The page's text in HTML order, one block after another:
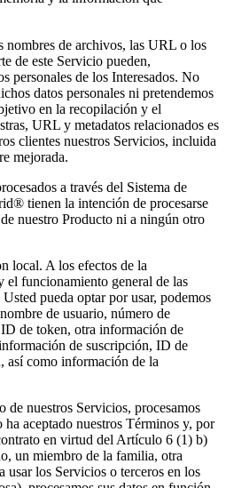
nombres de archivos, las URL o los
de este Servicio pueden,
personales de los Interesados. No
datos personales ni pretendemos
en la recopilación y el
URL y metadatos relacionados es
clientes nuestros Servicios, incluida
mejorada.
a través del Sistema de
tienen la intención de procesarse
nuestro Producto ni a ningún otro
local. A los efectos de la
el funcionamiento general de las
pueda optar por usar, podemos
de usuario, número de
de token, otra información de
de suscripción, ID de
como información de la
de nuestros Servicios, procesamos
ha aceptado nuestros Términos y, por
en virtud del Artículo 6 (1) b)
un miembro de la familia, otra
usar los Servicios o terceros en los